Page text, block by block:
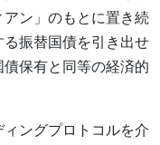
ン」のもとに置き続
振替国債を引き出せ
保有と同等の経済的
ングプロトコルを介